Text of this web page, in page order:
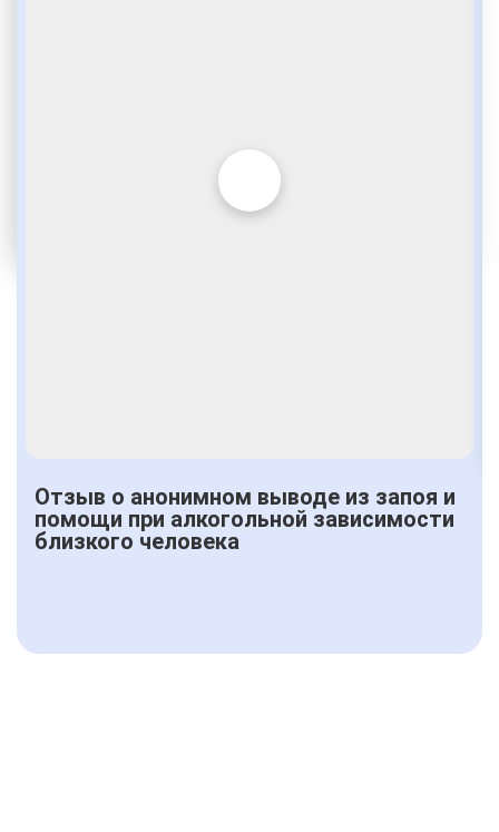
Отзыв о анонимном выводе из запоя и
помощи при алкогольной зависимости
близкого человека